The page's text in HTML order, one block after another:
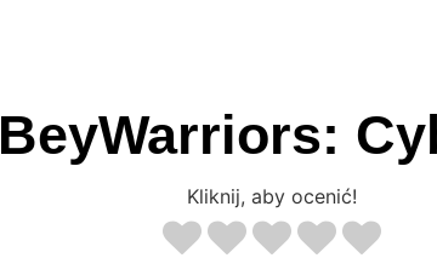
BeyWarriors:
Kliknij, aby ocenić!